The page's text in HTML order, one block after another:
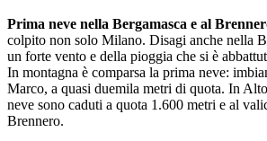
Prima neve nella Bergamasca e al
colpito non solo Milano. Disagi anche nella
un forte vento e della pioggia che si è
In montagna è comparsa la prima neve:
Marco, a quasi duemila metri di quota. In
neve sono caduti a quota 1.600 metri e al
Brennero.